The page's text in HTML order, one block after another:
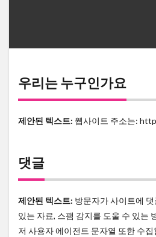
우리는 누구인가요
제안된 텍스트: 웹사이트 주소는:
댓글
제안된 텍스트: 방문자가 사이트에
있는 자료, 스팸 감지를 도울 수 있는
저 사용자 에이전트 문자열 또한 수집